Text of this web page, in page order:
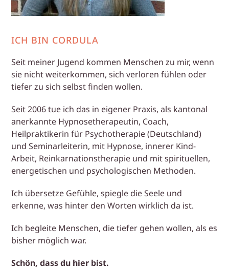
ICH BIN CORDULA
Seit meiner Jugend kommen Menschen zu mir, wenn
sie nicht weiterkommen, sich verloren fühlen oder
tiefer zu sich selbst finden wollen.
Seit 2006 tue ich das in eigener Praxis, als kantonal
anerkannte Hypnosetherapeutin, Coach,
Heilpraktikerin für Psychotherapie (Deutschland)
und Seminarleiterin, mit Hypnose, innerer Kind-
Arbeit, Reinkarnationstherapie und mit spirituellen,
energetischen und psychologischen Methoden.
Ich übersetze Gefühle, spiegle die Seele und
erkenne, was hinter den Worten wirklich da ist.
Ich begleite Menschen, die tiefer gehen wollen, als es
bisher möglich war.
Schön, dass du hier bist.